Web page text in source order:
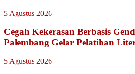
5 Agustus 2026
Cegah Kekerasan Berbasis
Palembang Gelar Pelatihan
5 Agustus 2026